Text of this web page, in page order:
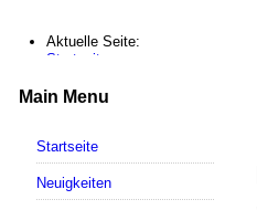
Aktuelle Seite:
Startseite
Main Menu
Startseite
Neuigkeiten